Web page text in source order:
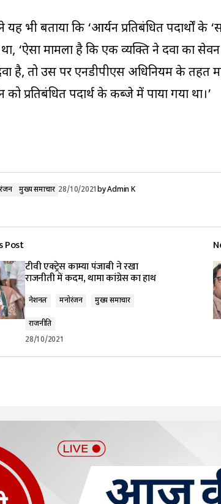
यह भी बताया कि ‘आर्यन प्रतिबंधित पदार्थों
था, ‘ऐसा मामला है कि एक व्यक्ति ने दवा का
है, तो उस पर एनडीपीएस अधिनियम के तहत
को प्रतिबंधित पदार्थ के कब्जे में पाया गया था।’
मुख्य समाचार 28/10/2021byAdmin K
Post
टीवी एक्ट्रेस काम्या पंजाबी ने रखा
राजनीती में कदम, थामा कांग्रेस का हाथ
नेशनल मनोरंजन मुख्य समाचार
राजनीति
28/10/2021